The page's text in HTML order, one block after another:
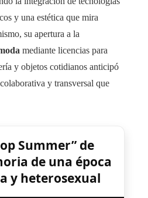
y una estética que mira
su apertura a la
mediante licencias para
y objetos cotidianos anticipó
y transversal que
Summer” de
de una época
y heterosexual